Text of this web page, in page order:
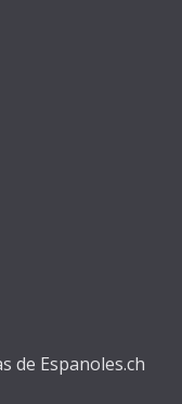
de Espanoles.ch